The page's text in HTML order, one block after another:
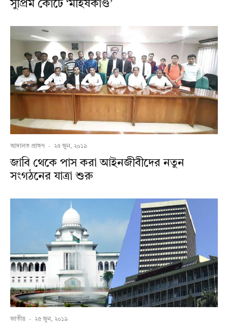
সুপ্রিম কোর্টে ‘মহিষকাণ্ড’
আদালত প্রাঙ্গণ · ২৫ জুন, ২০১৯
জাবি থেকে পাস করা আইনজীবীদের নতুন
সংগঠনের যাত্রা শুরু
জাতীয় · ২৫ জুন, ২০১৯